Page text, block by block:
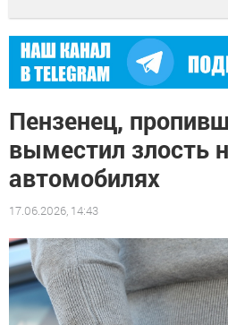
Пензенец,
выместил злость
автомобилях
17.06.2026, 14:43